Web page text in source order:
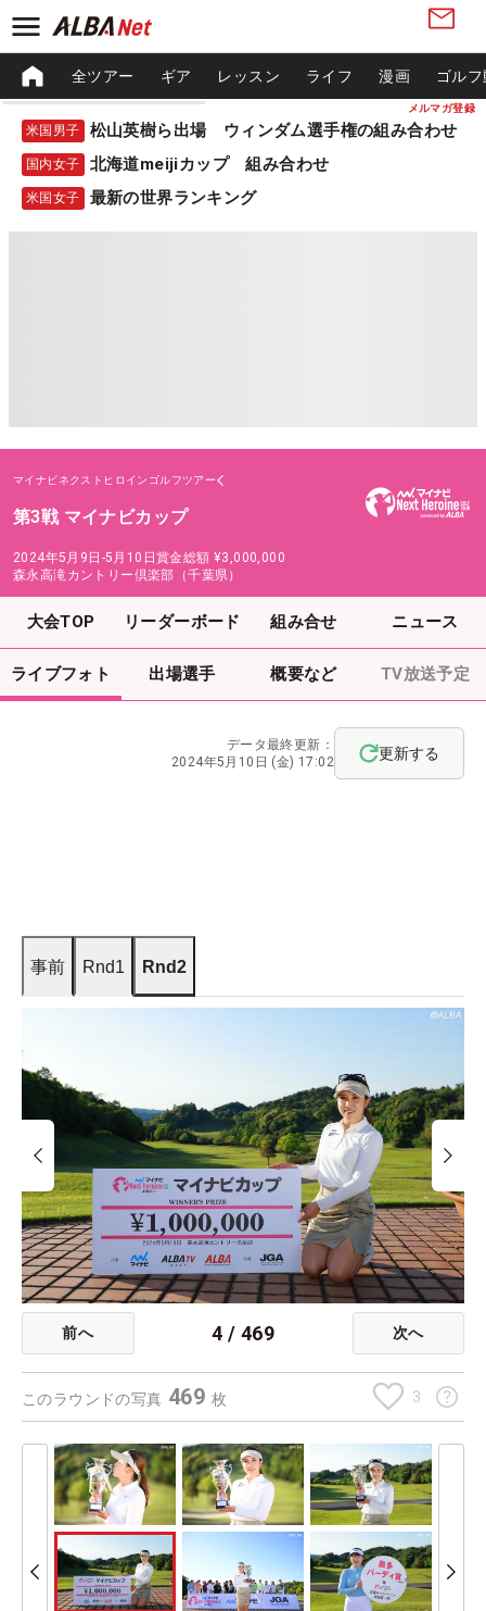
メルマガ登録
全ツアー ギア レッスン ライフ 漫画 ゴル
米国男子 松山英樹ら出場 ウィンダム選手権の組み合わせ
国内女子 北海道meijiカップ 組み合わせ
米国女子 最新の世界ランキング
マイナビネクストヒロインゴルフツアー
第3戦 マイナビカップ
2024年5月9日-5月10日賞金総額 ¥3,000,000
森永高滝カントリー倶楽部（千葉県）
大会TOP リーダーボード 組み合せ ニュース
ライブフォト 出場選手 概要など TV放送予定
データ最終更新：
2024年5月10日 (金) 17:02
更新する
事前 Rnd1 Rnd2
前へ 4 / 469 次へ
このラウンドの写真 469 枚 3